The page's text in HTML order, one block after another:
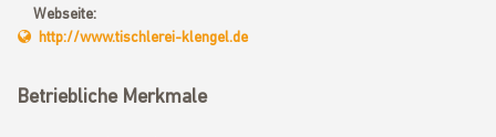
Webseite:
http://www.tischlerei-klengel.de
Betriebliche Merkmale